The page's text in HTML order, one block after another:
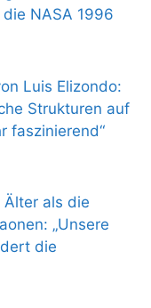
NASA 1996
Luis Elizondo:
Strukturen auf
faszinierend“
Älter als die
„Unsere
die